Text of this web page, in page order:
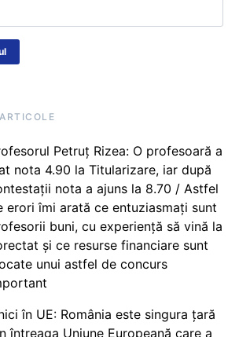
Petruț Rizea: O profesoară a
nota 4.90 la Titularizare, iar după
nota a ajuns la 8.70 / Astfel
erori îmi arată ce entuziasmați sunt
buni, cu experiență să vină la
și ce resurse financiare sunt
unui astfel de concurs
în UE: România este singura țară
întreaga Uniune Europeană care a